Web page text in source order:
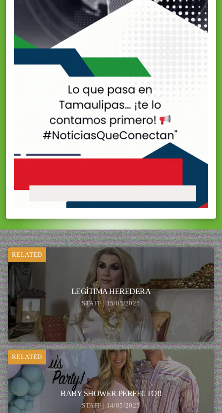
RELATED
LEGÍTIMA HEREDERA
STAFF | 15/05/2025
RELATED
BABY SHOWER PERFECTO!!
STAFF | 14/05/2025